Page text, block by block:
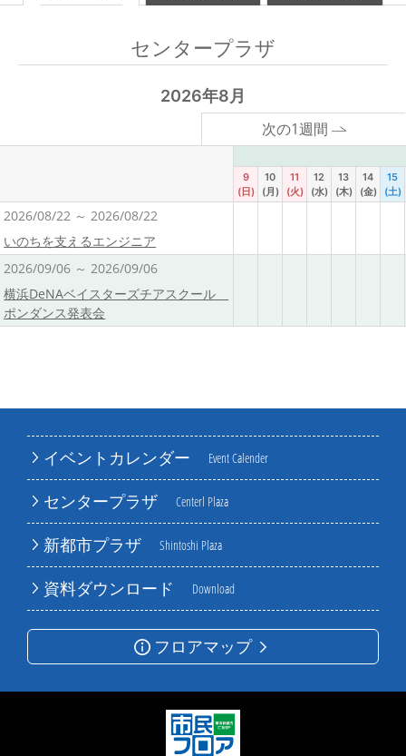
イベントカレンダー Event Calender
センタープラザ Centerl Plaza
新都市プラザ Shintoshi Plaza
資料ダウンロード Download
フロアマップ
センタープラザ
2026年8月
次の1週間
9
(日)
10
(月)
11
(火)
12
(水)
13
(木)
14
(金)
15
(土)
2026/08/22 ～ 2026/08/22
いのちを支えるエンジニア
2026/09/06 ～ 2026/09/06
横浜DeNAベイスターズチアスクール
ポンダンス発表会